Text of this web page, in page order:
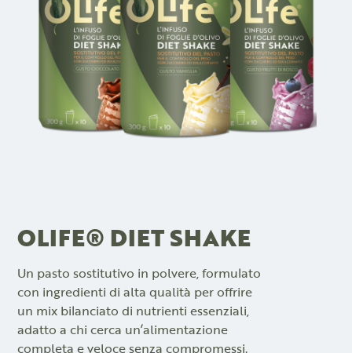
OLIFE® DIET SHAKE
Un pasto sostitutivo in polvere, formulato
con ingredienti di alta qualità per offrire
un mix bilanciato di nutrienti essenziali,
adatto a chi cerca un’alimentazione
completa e veloce senza compromessi.